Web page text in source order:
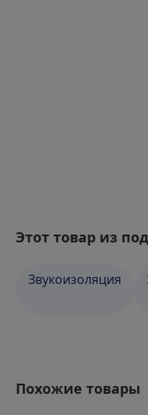
Этот товар из
Звукоизоляция
Похожие товары